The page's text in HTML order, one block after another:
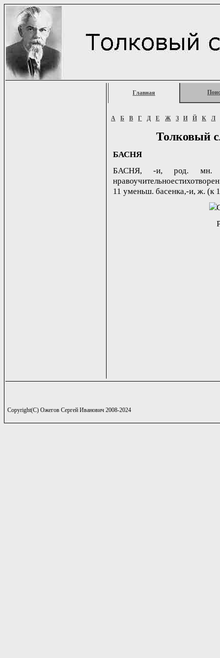
Главная
А Б В Г Д Е Ж З И Й К Л
Толковый
БАСНЯ
БАСНЯ, -и, род. мн. -
11 уменьш. басенка,-и, ж. (к
Copyright(C) Ожегов Сергей Иванович 2008-2024